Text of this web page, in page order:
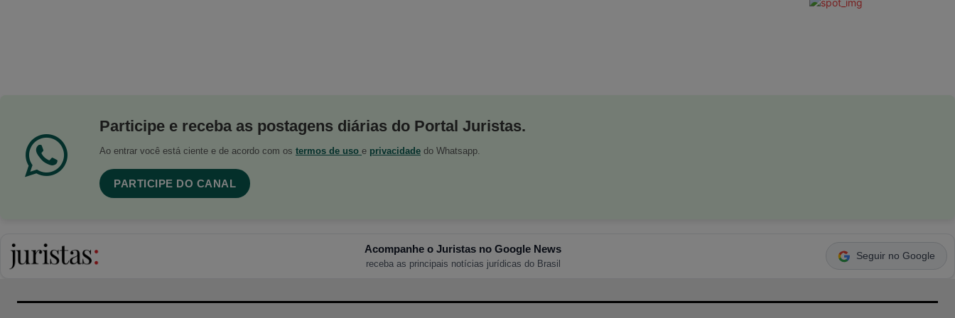
Participe e receba as postagens diárias do Portal Juristas.
Ao entrar você está ciente e de acordo com os termos de uso e privacidade do Whatsapp.
PARTICIPE DO CANAL
Acompanhe o Juristas no Google News
receba as principais notícias jurídicas do Brasil
Seguir no Google